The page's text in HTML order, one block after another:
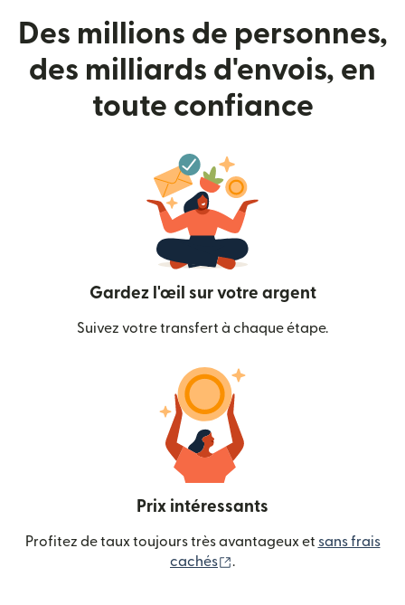
Des millions de personnes,
des milliards d'envois, en
toute confiance
Gardez l'œil sur votre argent
Suivez votre transfert à chaque étape.
Prix intéressants
Profitez de taux toujours très avantageux et sans frais
cachés
.